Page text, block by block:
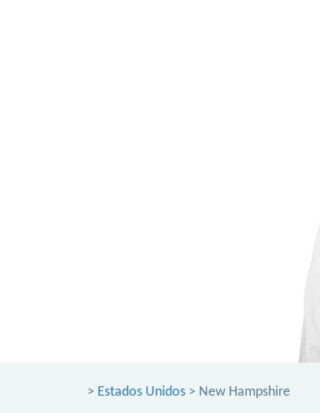
> Estados Unidos > New Hampshire